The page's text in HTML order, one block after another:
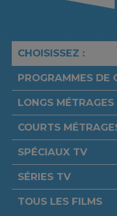
CHOISISSEZ :
PROGRAMMES DE
LONGS MÉTRAGES
COURTS
SPÉCIAUX TV
SÉRIES TV
TOUS LES FILMS